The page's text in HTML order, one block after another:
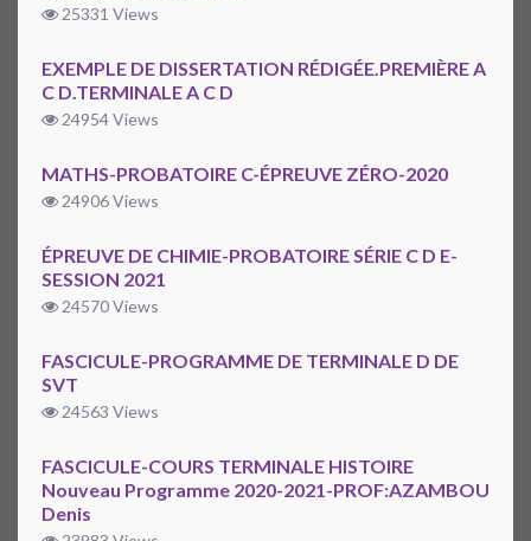
25331 Views
EXEMPLE DE DISSERTATION RÉDIGÉE.PREMIÈRE A
C D.TERMINALE A C D
24954 Views
MATHS-PROBATOIRE C-ÉPREUVE ZÉRO-2020
24906 Views
ÉPREUVE DE CHIMIE-PROBATOIRE SÉRIE C D E-
SESSION 2021
24570 Views
FASCICULE-PROGRAMME DE TERMINALE D DE
SVT
24563 Views
FASCICULE-COURS TERMINALE HISTOIRE
Nouveau Programme 2020-2021-PROF:AZAMBOU
Denis